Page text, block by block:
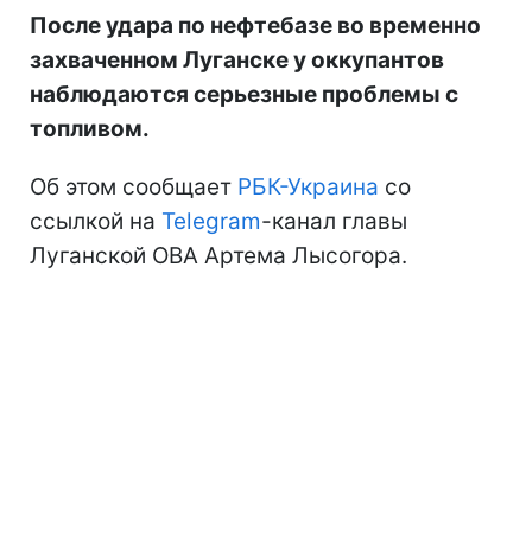
После удара по нефтебазе во временно
захваченном Луганске у оккупантов
наблюдаются серьезные проблемы с
топливом.
Об этом сообщает РБК-Украина со
ссылкой на Telegram-канал главы
Луганской ОВА Артема Лысогора.